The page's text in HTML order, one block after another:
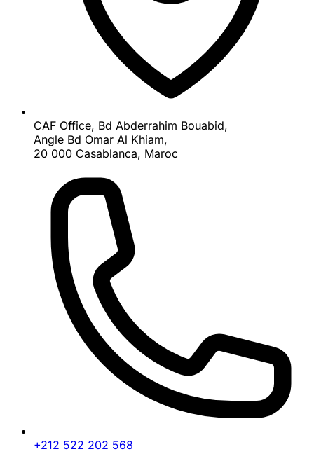
CAF Office, Bd Abderrahim Bouabid,
Angle Bd Omar Al Khiam,
20 000 Casablanca, Maroc
+212 522 202 568